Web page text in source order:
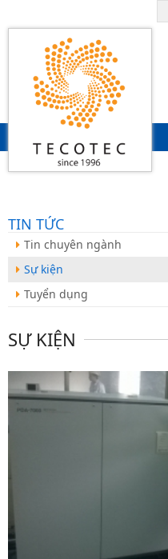
TIN TỨC
Tin chuyên ngành
Sự kiện
Tuyển dụng
SỰ KIỆN